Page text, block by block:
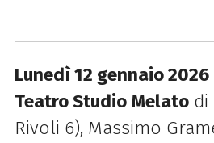
Lunedì 12 gennaio 2026
Teatro Studio Melatodi
Rivoli 6), Massimo